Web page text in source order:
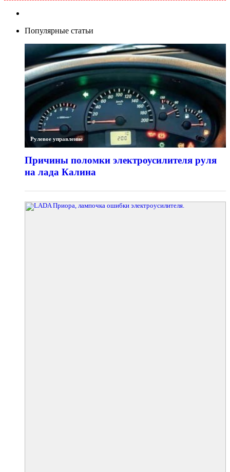
Популярные статьи
Рулевое управление
Причины поломки электроусилителя руля
на лада Калина